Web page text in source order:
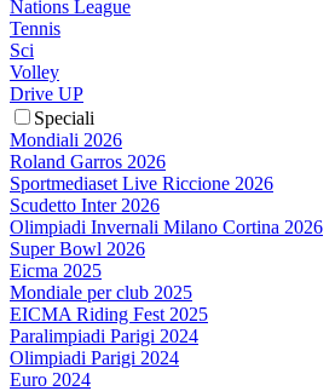
Nations League
Tennis
Sci
Volley
Drive UP
Speciali
Mondiali 2026
Roland Garros 2026
Sportmediaset Live Riccione 2026
Scudetto Inter 2026
Olimpiadi Invernali Milano Cortina 2026
Super Bowl 2026
Eicma 2025
Mondiale per club 2025
EICMA Riding Fest 2025
Paralimpiadi Parigi 2024
Olimpiadi Parigi 2024
Euro 2024